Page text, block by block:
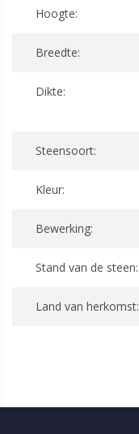
Hoogte:
Breedte:
Dikte:
Steensoort:
Kleur:
Bewerking:
Stand van de steen:
Land van herkomst: